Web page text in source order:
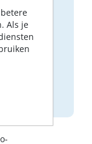
Als je